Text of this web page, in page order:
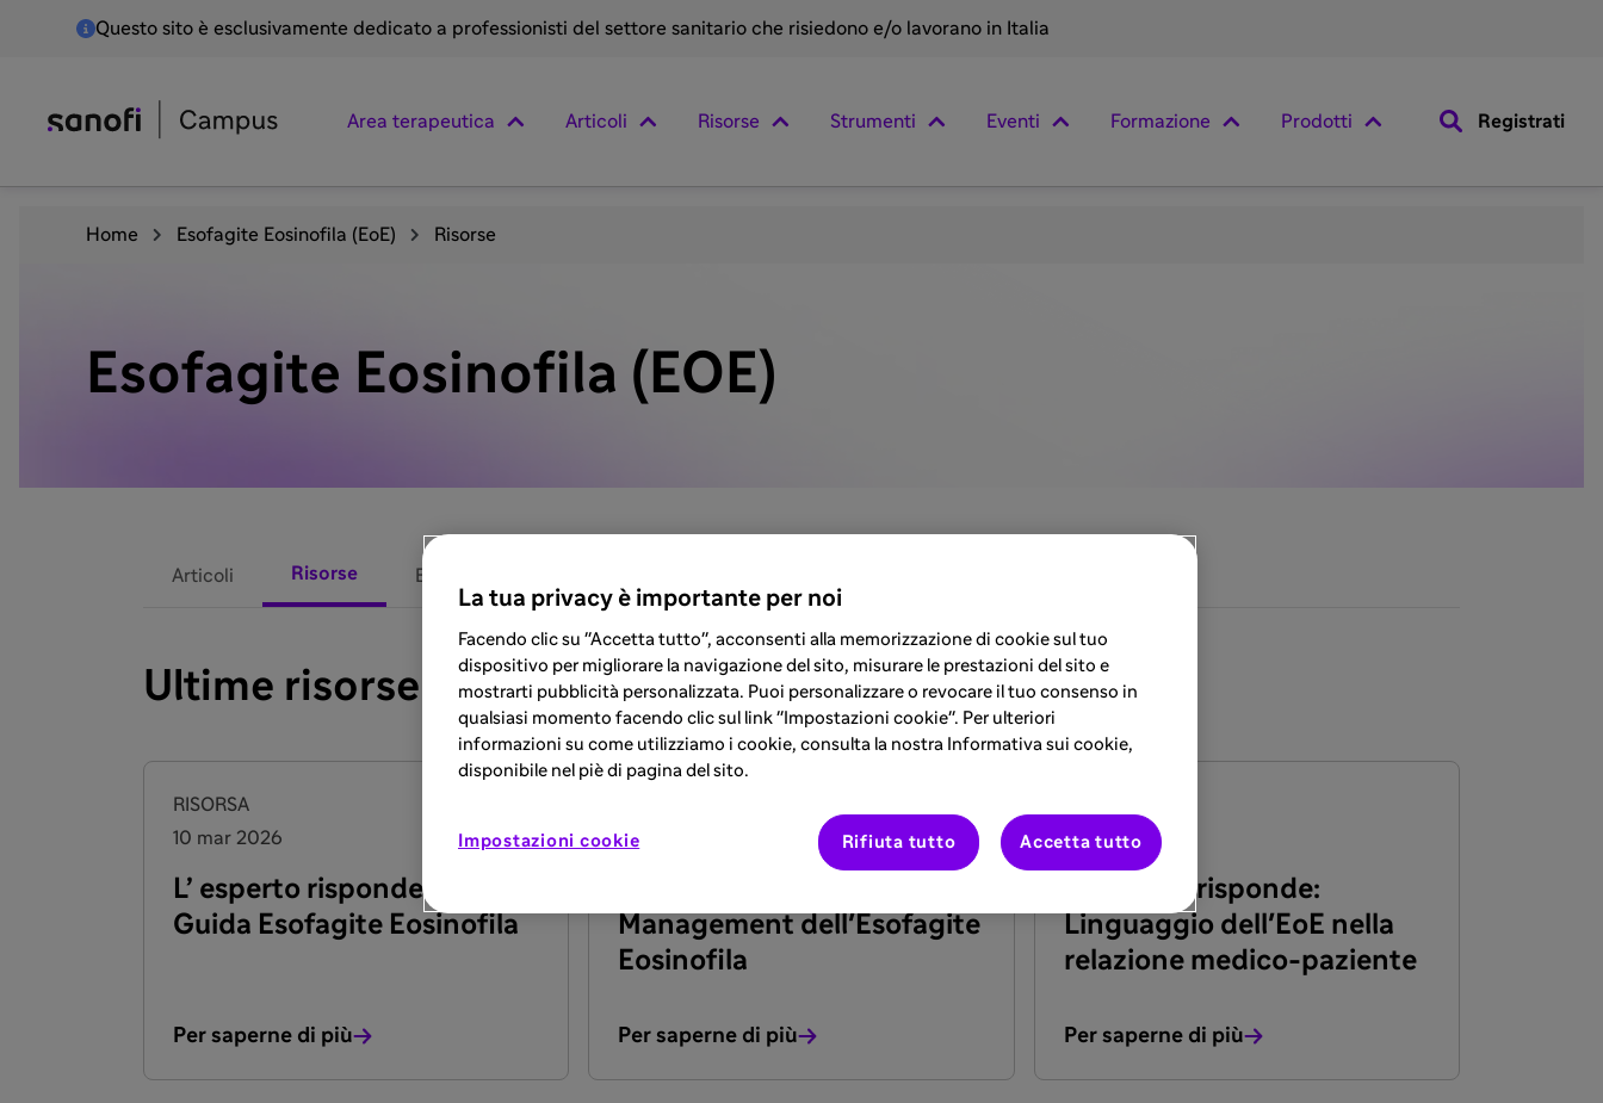
Questo sito è esclusivamente dedicato a professionisti del settore sanitario che risiedono e/o lavorano in Italia
Area terapeutica Articoli Risorse Strumenti Eventi Formazione Prodotti Registrati
Home Esofagite Eosinofila (EoE) Risorse
Esofagite Eosinofila (EOE)
Articoli Risorse Eventi
Ultime risorse
RISORSA
10 mar 2026
L’ esperto risponde: Linee
Guida Esofagite Eosinofila
Per saperne di più
10 mar 2026
Management dell'Esofagite
Eosinofila
Per saperne di più
10 mar 2026
L' esperto risponde:
Linguaggio dell'EoE nella
relazione medico-paziente
Per saperne di più
La tua privacy è importante per noi
Facendo clic su "Accetta tutto", acconsenti alla memorizzazione di cookie sul tuo
dispositivo per migliorare la navigazione del sito, misurare le prestazioni del sito e
mostrarti pubblicità personalizzata. Puoi personalizzare o revocare il tuo consenso in
qualsiasi momento facendo clic sul link "Impostazioni cookie". Per ulteriori
informazioni su come utilizziamo i cookie, consulta la nostra Informativa sui cookie,
disponibile nel piè di pagina del sito.
Impostazioni cookie Rifiuta tutto Accetta tutto